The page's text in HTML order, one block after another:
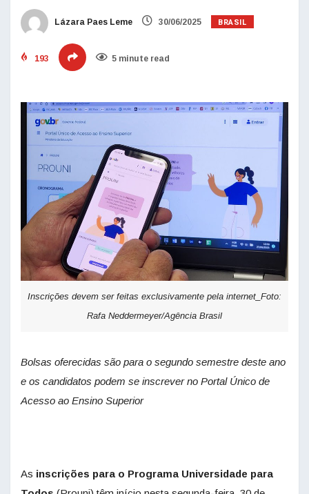
Lázara Paes Leme 30/06/2025 BRASIL
193 5 minute read
Inscrições devem ser feitas exclusivamente pela internet_Foto:
Rafa Neddermeyer/Agência Brasil
Bolsas oferecidas são para o segundo semestre deste ano
e os candidatos podem se inscrever no Portal Único de
Acesso ao Ensino Superior
As inscrições para o Programa Universidade para